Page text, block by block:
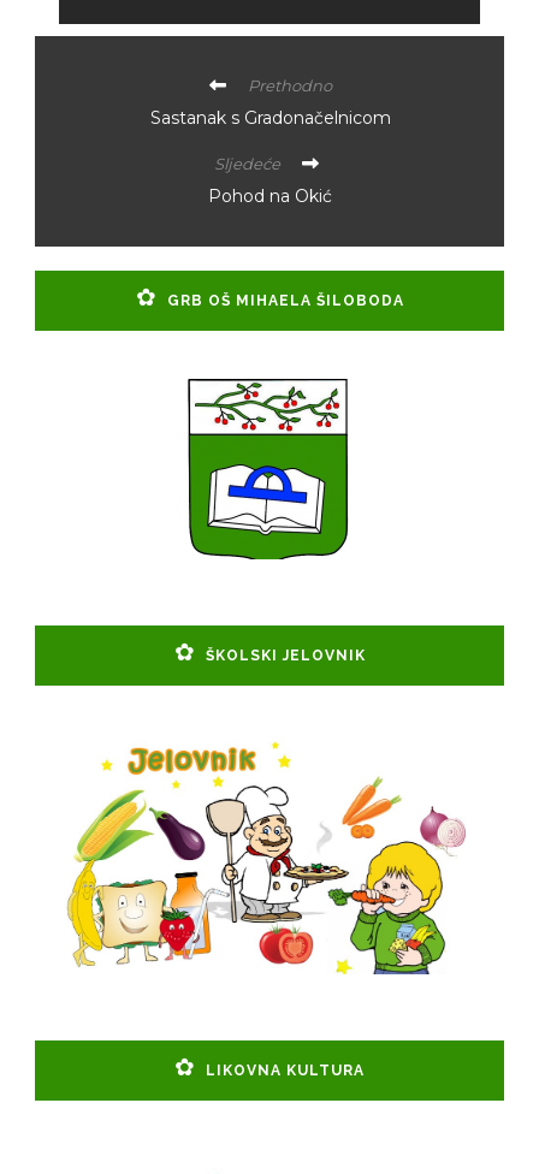
Prethodno
Sastanak s Gradonačelnicom
Sljedeće
Pohod na Okić
GRB OŠ MIHAELA ŠILOBODA
ŠKOLSKI JELOVNIK
LIKOVNA KULTURA